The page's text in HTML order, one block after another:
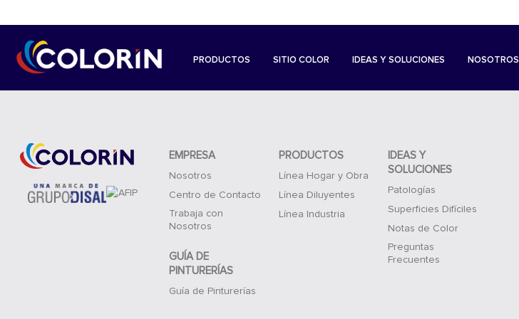
PRODUCTOS SITIO COLOR IDEAS Y SOLUCIONES NOSOTROS
EMPRESA
Nosotros
Centro de Contacto
Trabaja con
Nosotros
GUÍA DE
PINTURERÍAS
Guía de Pinturerías
PRODUCTOS
Línea Hogar y Obra
Línea Diluyentes
Línea Industria
IDEAS Y
SOLUCIONES
Patologías
Superficies Difíciles
Notas de Color
Preguntas
Frecuentes